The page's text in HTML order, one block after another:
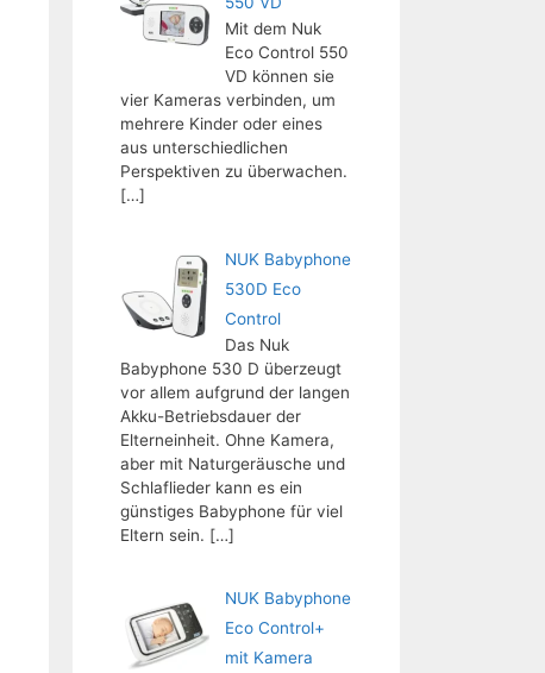
Mit dem Nuk
Eco Control 550
VD können sie
vier Kameras verbinden, um
mehrere Kinder oder eines
aus unterschiedlichen
Perspektiven zu überwachen.
[…]
NUK Babyphone
530D Eco
Control
Das Nuk
Babyphone 530 D überzeugt
vor allem aufgrund der langen
Akku-Betriebsdauer der
Elterneinheit. Ohne Kamera,
aber mit Naturgeräusche und
Schlaflieder kann es ein
günstiges Babyphone für viel
Eltern sein. […]
NUK Babyphone
Eco Control+
mit Kamera